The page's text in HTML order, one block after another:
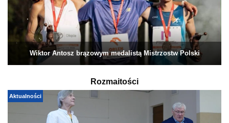
Wiktor Antosz brązowym medalistą Mistrzostw Polski
Rozmaitości
Aktualności